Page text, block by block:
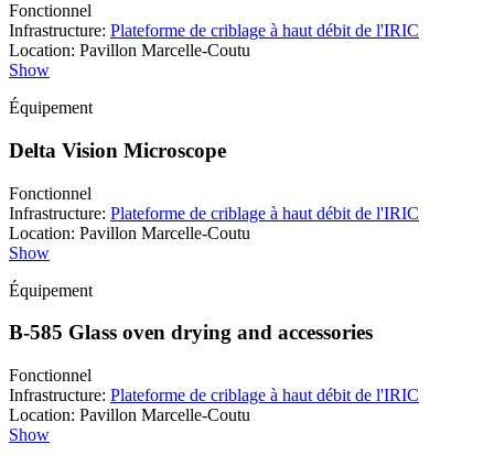
Fonctionnel
Infrastructure: Plateforme de criblage à haut débit de l'IRIC
Location: Pavillon Marcelle-Coutu
Show
Équipement
Delta Vision Microscope
Fonctionnel
Infrastructure: Plateforme de criblage à haut débit de l'IRIC
Location: Pavillon Marcelle-Coutu
Show
Équipement
B-585 Glass oven drying and accessories
Fonctionnel
Infrastructure: Plateforme de criblage à haut débit de l'IRIC
Location: Pavillon Marcelle-Coutu
Show